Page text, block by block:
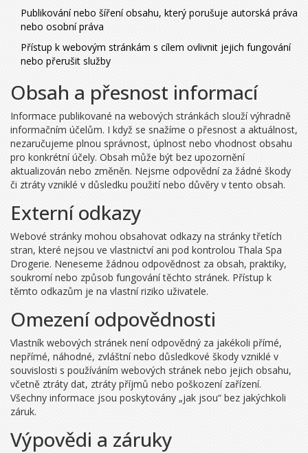
Publikování nebo šíření obsahu, který porušuje autorská práva
nebo osobní práva
Přístup k webovým stránkám s cílem ovlivnit jejich fungování
nebo přerušit služby
Obsah a přesnost informací
Informace publikované na webových stránkách slouží výhradně
informačním účelům. I když se snažíme o přesnost a aktuálnost,
nezaručujeme plnou správnost, úplnost nebo vhodnost obsahu
pro konkrétní účely. Obsah může být bez upozornění
aktualizován nebo změněn. Nejsme odpovědní za žádné škody
či ztráty vzniklé v důsledku použití nebo důvěry v tento obsah.
Externí odkazy
Webové stránky mohou obsahovat odkazy na stránky třetích
stran, které nejsou ve vlastnictví ani pod kontrolou Thala Spa
Drogerie. Neneseme žádnou odpovědnost za obsah, praktiky,
soukromí nebo způsob fungování těchto stránek. Přístup k
těmto odkazům je na vlastní riziko uživatele.
Omezení odpovědnosti
Vlastník webových stránek není odpovědný za jakékoli přímé,
nepřímé, náhodné, zvláštní nebo důsledkové škody vzniklé v
souvislosti s používáním webových stránek nebo jejich obsahu,
včetně ztráty dat, ztráty příjmů nebo poškození zařízení.
Všechny informace jsou poskytovány „jak jsou“ bez jakýchkoli
záruk.
Výpovědi a záruky